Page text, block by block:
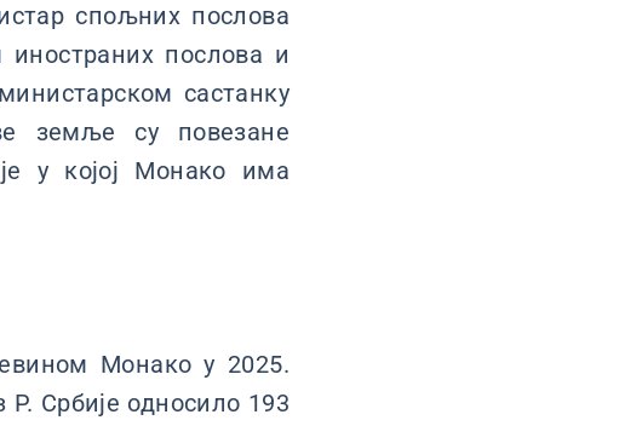
спољних послова
послова и
састанку
земље су повезане
у којој Монако има
Монако у 2025.
Р. Србије односило 193